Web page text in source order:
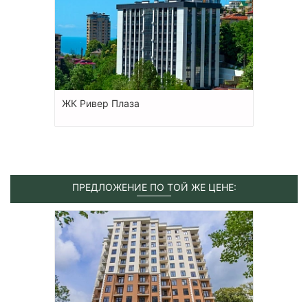
ЖК Ривер Плаза
ПРЕДЛОЖЕНИЕ ПО ТОЙ ЖЕ ЦЕНЕ: